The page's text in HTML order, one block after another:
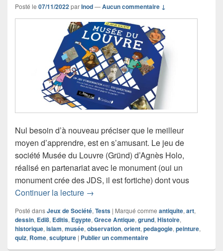
Posté le 07/11/2022parInod—Aucun commentaire ↓
Nul besoin d’à nouveau préciser que le meilleur
moyen d’apprendre, est en s’amusant. Le jeu de
société Musée du Louvre (Gründ) d’Agnès Holo,
réalisé en partenariat avec le monument (oui un
monument crée des JDS, il est fortiche) dont vous
Continuer la lecture Chronique Le jeu de société Musée
→
Posté dansJeux de Société, Tests | Marqué comme antiquite, art,
dessin, Edi8, Editis, Egypte, Grece Antique, grund, Histoire,
historique, islam, musée, observation, orient, pedagogie, peinture,
quiz, Rome, sculpture | Publier un commentaire